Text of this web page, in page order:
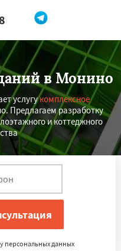
мне
в Монино
услугукомплексное
Предлагаем разработку
и коттеджного
персональных данных